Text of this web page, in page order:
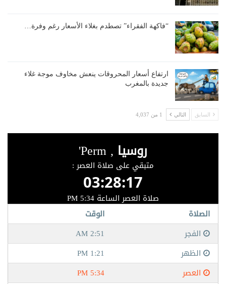
“فاكهة الفقراء” تصطدم بغلاء الأسعار رغم وفرة…
ارتفاع أسعار المحروقات ينعش مخاوف موجة غلاء
جديدة بالمغرب
السابق التالي 1 من 4,037